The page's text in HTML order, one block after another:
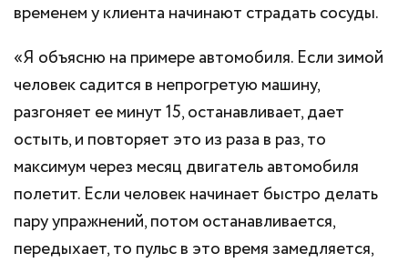
временем у клиента начинают страдать сосуды.
«Я объясню на примере автомобиля. Если зимой
человек садится в непрогретую машину,
разгоняет ее минут 15, останавливает, дает
остыть, и повторяет это из раза в раз, то
максимум через месяц двигатель автомобиля
полетит. Если человек начинает быстро делать
пару упражнений, потом останавливается,
передыхает, то пульс в это время замедляется,